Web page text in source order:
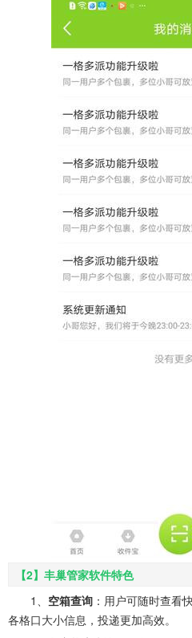
【2】丰巢管家软件特色
1、 空箱查询 ：用户可随时查看
各格口大小信息，投递更加高效。